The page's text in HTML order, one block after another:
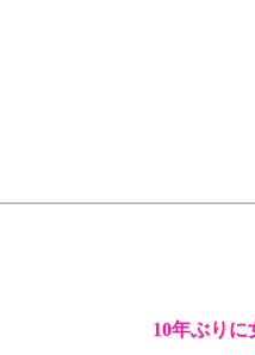
10年ぶり